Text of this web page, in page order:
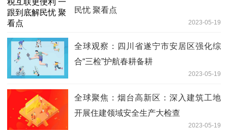
民忧 聚看点
2023-05-19
全球观察：四川省遂宁市安居区强化综
合“三检”护航春耕备耕
2023-05-19
全球聚焦：烟台高新区：深入建筑工地
开展住建领域安全生产大检查
2023-05-19